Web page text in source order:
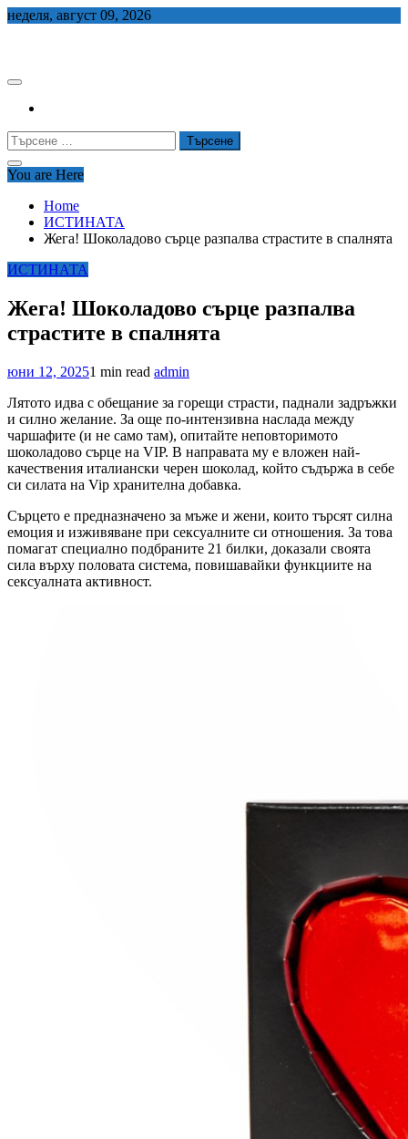
Skip
неделя, август 09, 2026
Търсене
за:
You are Here
Home
ИСТИНАТА
Жега! Шоколадово сърце разпалва страстите в спалнята
ИСТИНАТА
Жега! Шоколадово сърце разпалва
страстите в спалнята
юни 12, 20251 min read admin
Лятото идва с обещание за горещи страсти, паднали задръжки
и силно желание. За още по-интензивна наслада между
чаршафите (и не само там), опитайте неповторимото
шоколадово сърце на VIP. В направата му е вложен най-
качествения италиански черен шоколад, който съдържа в себе
си силата на Vip хранителна добавка.
Сърцето е предназначено за мъже и жени, които търсят силна
емоция и изживяване при сексуалните си отношения. За това
помагат специално подбраните 21 билки, доказали своята
сила върху половата система, повишавайки функциите на
сексуалната активност.